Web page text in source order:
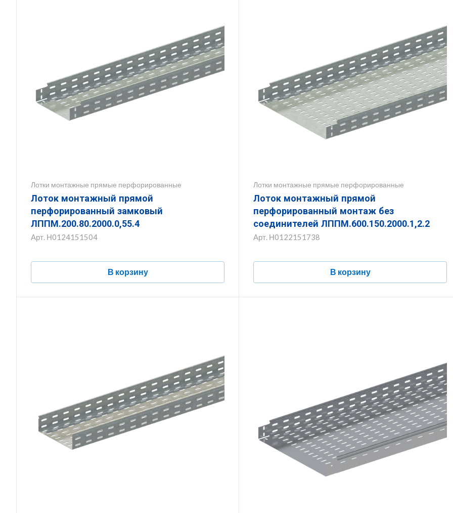
Лотки монтажные прямые перфорированные
Лоток монтажный прямой
перфорированный замковый
ЛППМ.200.80.2000.0,55.4
Арт. Н0124151504
В корзину
Лотки монтажные прямые перфорированные
Лоток монтажный прямой
перфорированный монтаж без
соединителей ЛППМ.600.150.2000.1,2.2
Арт. Н0122151738
В корзину